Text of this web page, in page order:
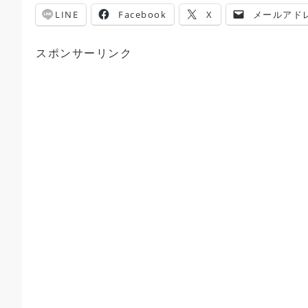
LINE Facebook X メールアド
スポンサーリンク